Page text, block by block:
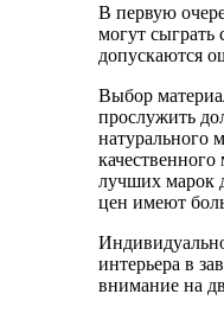
В первую
могут
допускаются
Выбор
прослужить
натурального
лучших марок
цен имеют
интерьера в
внимание на